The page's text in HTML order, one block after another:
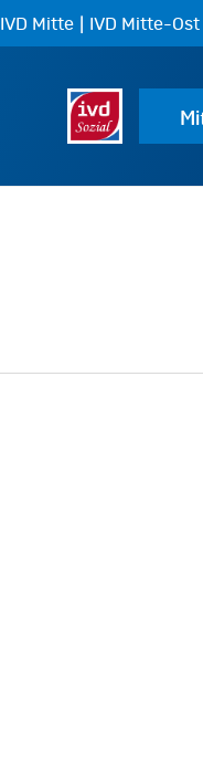
IVD Mitte | IVD Mitte-Ost